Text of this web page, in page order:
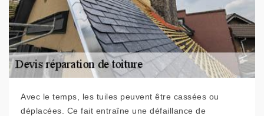
Avec le temps, les tuiles peuvent être cassées ou
déplacées. Ce fait entraîne une défaillance de